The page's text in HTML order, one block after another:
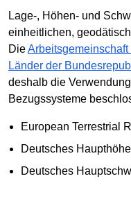
Lage-, Höhen- und
einheitlichen,
Die
Länder der
deshalb die
Bezugssysteme
European Terrestrial
Deutsches
Deutsches